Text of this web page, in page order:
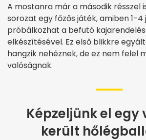
A mostanra már a második résszel
sorozat egy főzős játék, amiben 1-4
próbálkozhat a befutó
elkészítésével. Ez első blikkre
hangzik nehéznek, de ez nem felel
valóságnak.
Képzeljünk el egy
került